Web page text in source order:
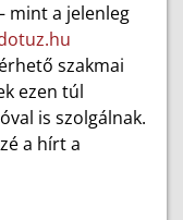
mint a jelenleg
szakmai
ezen túl
is szolgálnak.
a hírt a